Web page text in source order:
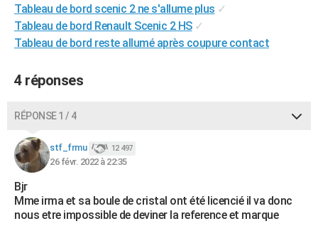
Destinations
City break
Voyage nature
Voyage de noces
Forum
Climat
+PHOTO
GUIDES D'ACHAT
BONS PLANS
Dictionnaire
Biographies
Citations
Expressions
Proverbes
PROGRAMME TV
COPAINS D'AVANT
S'inscrire
Se connecter
Lycées
Collèges
Primaires
Universités
Entreprises
Service militaire
Avis de recherche
AVIS DE DÉCÈS
Tableau de bord scenic 2 ne s'allume plus ✓
Tableau de bord Renault Scenic 2 HS ✓
Tableau de bord reste allumé après coupure contact
4 réponses
RÉPONSE 1 / 4
stf_frmu 12 497
26 févr. 2022 à 22:35
Bjr
Mme irma et sa boule de cristal ont été licencié il va donc
nous etre impossible de deviner la reference et marque